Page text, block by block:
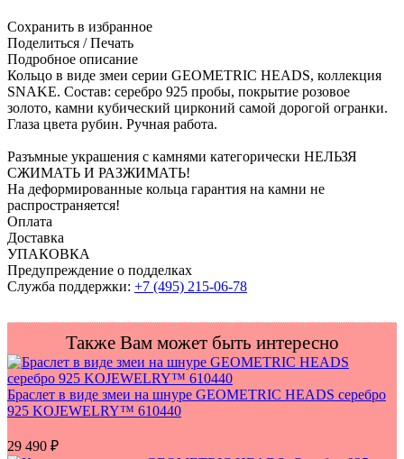
Сохранить в избранное
Поделиться /Печать
Подробное описание
Кольцо в виде змеи серии GEOMETRIC HEADS, коллекция
SNAKE. Состав: серебро 925 пробы, покрытие розовое
золото, камни кубический цирконий самой дорогой огранки.
Глаза цвета рубин. Ручная работа.
Разъмные украшения с камнями категорически НЕЛЬЗЯ
СЖИМАТЬ И РАЗЖИМАТЬ!
На деформированные кольца гарантия на камни не
распространяется!
Оплата
Доставка
УПАКОВКА
Предупреждение о подделках
Служба поддержки: +7 (495) 215-06-78
Также Вам может быть интересно
Браслет в виде змеи на шнуре GEOMETRIC HEADS серебро
925 KOJEWELRY™ 610440
29 490 ₽